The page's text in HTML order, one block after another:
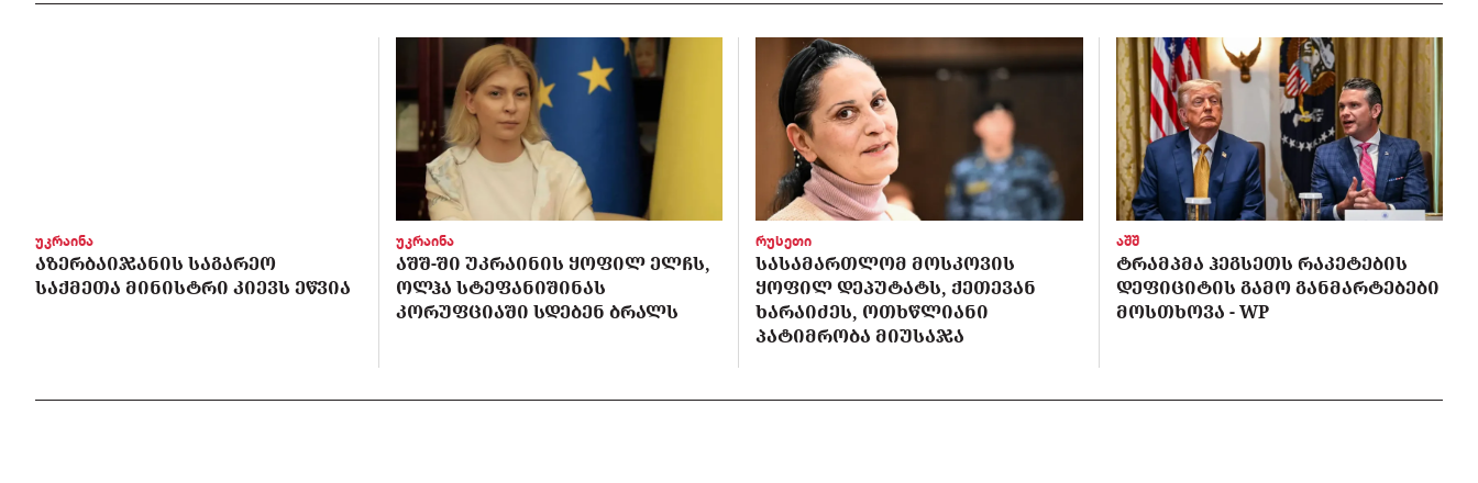
უკრაინა
ᲐᲖᲔᲠᲑᲐᲘᲯᲐᲜᲘᲡ ᲡᲐᲒᲐᲠᲔᲝ
ᲡᲐᲥᲛᲔᲗᲐ ᲛᲘᲜᲘᲡᲢᲠᲘ ᲙᲘᲔᲕᲡ ᲔᲬᲕᲘᲐ
უკრაინა
ᲐᲨᲨ-ᲨᲘ ᲣᲙᲠᲐᲘᲜᲘᲡ ᲧᲝᲤᲘᲚ ᲔᲚᲩᲡ,
ᲝᲚᲰᲐ ᲡᲢᲔᲤᲐᲜᲘᲨᲘᲜᲐᲡ
ᲙᲝᲠᲣᲤᲪᲘᲐᲨᲘ ᲡᲓᲔᲑᲔᲜ ᲑᲠᲐᲚᲡ
რუსეთი
ᲡᲐᲡᲐᲛᲐᲠᲗᲚᲝᲛ ᲛᲝᲡᲙᲝᲕᲘᲡ
ᲧᲝᲤᲘᲚ ᲓᲔᲞᲣᲢᲐᲢᲡ, ᲥᲔᲗᲔᲕᲐᲜ
ᲮᲐᲠᲐᲘᲫᲔᲡ, ᲝᲗᲮᲬᲚᲘᲐᲜᲘ
ᲞᲐᲢᲘᲛᲠᲝᲑᲐ ᲛᲘᲣᲡᲐᲯᲐ
აშშ
ᲢᲠᲐᲛᲞᲛᲐ ᲰᲔᲒᲡᲔᲗᲡ ᲠᲐᲙᲔᲢᲔᲑᲘᲡ
ᲓᲔᲤᲘᲪᲘᲢᲘᲡ ᲒᲐᲛᲝ ᲒᲐᲜᲛᲐᲠᲢᲔᲑᲔᲑᲘ
ᲛᲝᲡᲗᲮᲝᲕᲐ - WP